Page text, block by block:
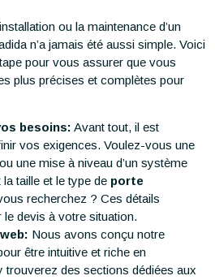
ou la maintenance d’un
n’a jamais été aussi simple. Voici
pour vous assurer que vous
plus précises et complètes pour
besoins: Avant tout, il est
vos exigences. Voulez-vous une
une mise à niveau d’un système
taille et le type de porte
recherchez ? Ces détails
le devis à votre situation.
Nous avons conçu notre
être intuitive et riche en
trouverez des sections dédiées aux